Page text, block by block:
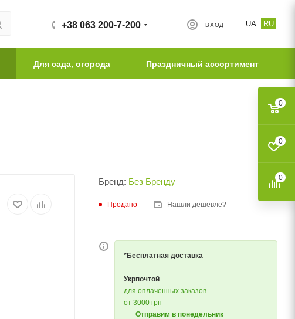
UA RU
ВХОД
+38 063 200-7-200
Для сада, огорода Праздничный ассортимент
Бренд: Без Бренду
Продано Нашли дешевле?
*Бесплатная доставка
Укрпочтой
для оплаченных заказов
от 3000 грн
Отправим в понедельник
0
0
0